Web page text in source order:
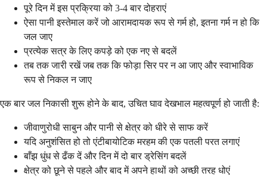
पूरे दिन में इस प्रक्रिया को 3-4 बार दोहराएं
ऐसा पानी इस्तेमाल करें जो आरामदायक रूप से गर्म हो, इतना गर्म न हो कि
जल जाए
प्रत्येक सत्र के लिए कपड़े को एक नए से बदलें
तब तक जारी रखें जब तक कि फोड़ा सिर पर न आ जाए और स्वाभाविक
रूप से निकल न जाए
एक बार जल निकासी शुरू होने के बाद, उचित घाव देखभाल महत्वपूर्ण हो जाती है:
जीवाणुरोधी साबुन और पानी से क्षेत्र को धीरे से साफ करें
यदि अनुशंसित हो तो एंटीबायोटिक मरहम की एक पतली परत लगाएं
बाँझ धुंध से ढँक दें और दिन में दो बार ड्रेसिंग बदलें
क्षेत्र को छूने से पहले और बाद में अपने हाथों को अच्छी तरह धोएं